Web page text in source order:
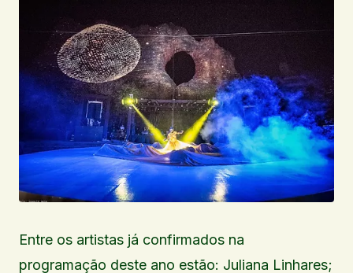
Entre os artistas já confirmados na
programação deste ano estão: Juliana Linhares;